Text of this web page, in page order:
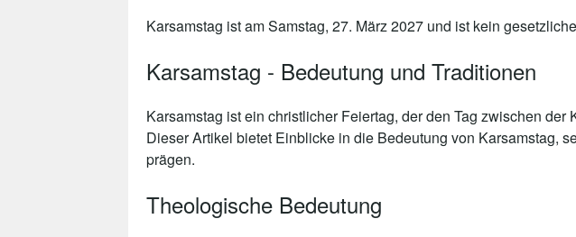
Karsamstag ist am Samstag, 27. März 2027 und ist kein
Karsamstag - Bedeutung und Traditionen
Karsamstag ist ein christlicher Feiertag, der den Tag zwischen
Dieser Artikel bietet Einblicke in die Bedeutung von Karsamstag,
prägen.
Theologische Bedeutung